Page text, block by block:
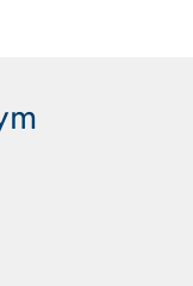
Gym
Active Multi Door